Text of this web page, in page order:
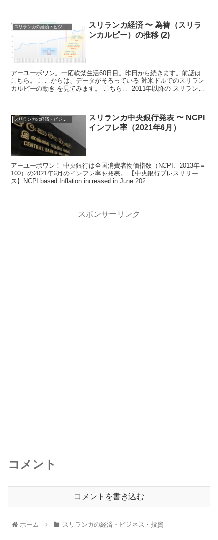
スリランカ経済 〜 為替（スリラ
ンカルピー）の推移 (2)
アーユーボワン。一応軟禁生活60日目。昨日から続きます。前話は
こちら。 ここからは、データがそろっている 対米ドルでのスリラン
カルピーの動き を見てみます。 こちら↓、2011年以降の スリランカ
スリランカの経済・ビジネス・投資
スリランカ中央銀行発表 〜 NCPI
インフレ率（2021年6月）
アーユーボワン！ 中央銀行は全国消費者物価指数（NCPI、2013年＝
100）の2021年6月のインフレ率を発表。 【中央銀行プレスリリー
ス】NCPI based Inflation increased in June 202...
スポンサーリンク
コメント
コメントを書き込む
ホーム スリランカの経済・ビジネス・投資